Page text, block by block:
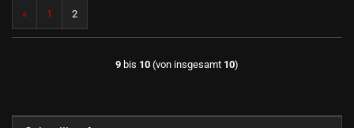
« 1 2
9 bis 10 (von insgesamt 10)